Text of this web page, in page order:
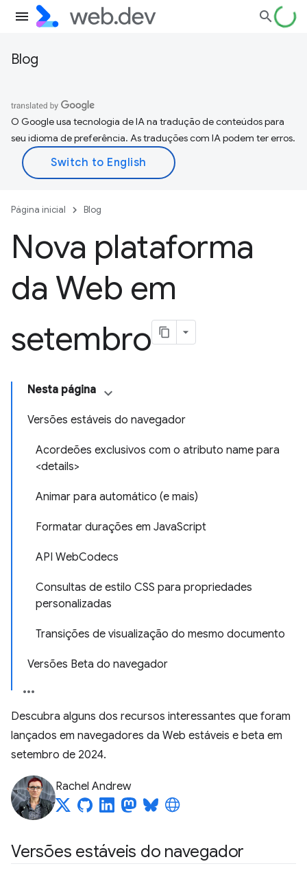
Blog
O Google usa tecnologia de IA na tradução de conteúdos para
seu idioma de preferência. As traduções com IA podem ter erros.
Página inicial Blog
Nova plataforma
da Web em
setembro
Nesta página
Versões estáveis do navegador
Acordeões exclusivos com o atributo name para
<details>
Animar para automático (e mais)
Formatar durações em JavaScript
API WebCodecs
Consultas de estilo CSS para propriedades
personalizadas
Transições de visualização do mesmo documento
Versões Beta do navegador
Descubra alguns dos recursos interessantes que foram
lançados em navegadores da Web estáveis e beta em
setembro de 2024.
Rachel Andrew
Versões estáveis do navegador